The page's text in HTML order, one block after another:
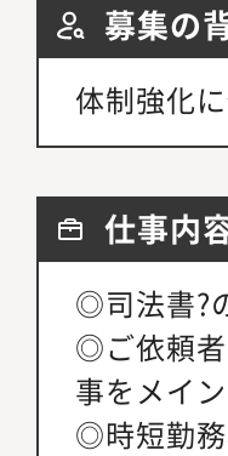
募集の
体制強化
仕事内
◎司法書?
◎ご依頼者
事をメイ
◎時短勤務